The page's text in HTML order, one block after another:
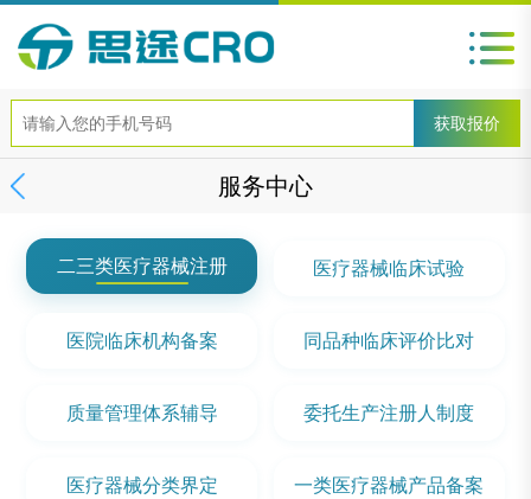
服务中心
二三类医疗器械注册 医疗器械临床试验
医院临床机构备案 同品种临床评价比对
质量管理体系辅导 委托生产注册人制度
医疗器械分类界定 一类医疗器械产品备案